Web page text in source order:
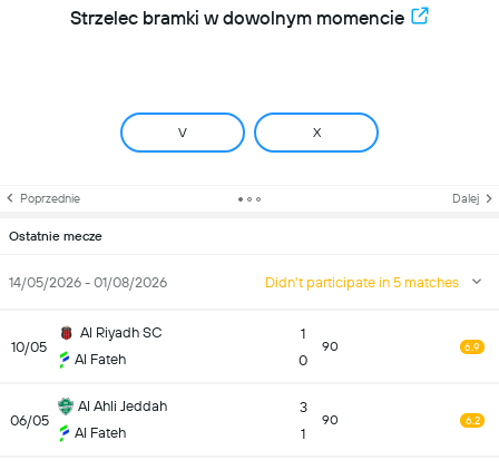
Strzelec bramki w dowolnym momencie
V X
Poprzednie Dalej
Ostatnie mecze
14/05/2026 - 01/08/2026 Didn't participate in 5 matches
10/05
Al Riyadh SC
Al Fateh
1
0
90 6.9
06/05
Al Ahli Jeddah
Al Fateh
3
1
90 6.2